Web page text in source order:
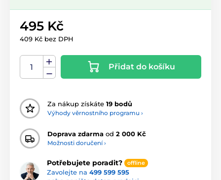
495 Kč
409 Kč bez DPH
Přidat do košíku
Za nákup získáte 19 bodů
Výhody věrnostního programu ›
Doprava zdarma od 2 000 Kč
Možnosti doručení ›
Potřebujete poradit? offline
Zavolejte na 499 599 595